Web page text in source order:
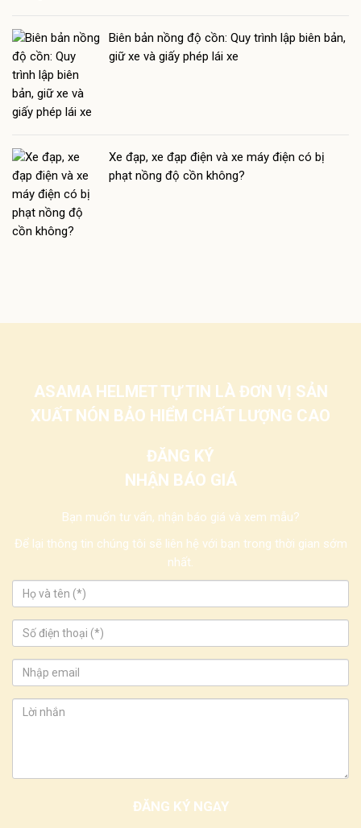
Biên bản nồng độ cồn: Quy trình lập biên bản,
giữ xe và giấy phép lái xe
Xe đạp, xe đạp điện và xe máy điện có bị
phạt nồng độ cồn không?
ASAMA HELMET TỰ TIN LÀ ĐƠN VỊ SẢN
XUẤT NÓN BẢO HIỂM CHẤT LƯỢNG CAO
ĐĂNG KÝ
NHẬN BÁO GIÁ
Bạn muốn tư vấn, nhận báo giá và xem mẫu?
Để lại thông tin chúng tôi sẽ liên hệ với bạn trong thời gian sớm
nhất.